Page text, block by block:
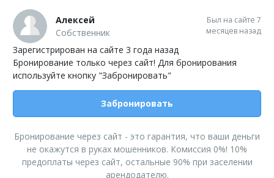
Алексей
Собственник
Был на сайте 7
месяцев назад
Зарегистрирован на сайте 3 года назад
Бронирование только через сайт! Для бронирования
используйте кнопку "Забронировать"
Забронировать
Бронирование через сайт - это гарантия, что ваши деньги
не окажутся в руках мошенников. Комиссия 0%! 10%
предоплаты через сайт, остальные 90% при заселении
арендодателю.